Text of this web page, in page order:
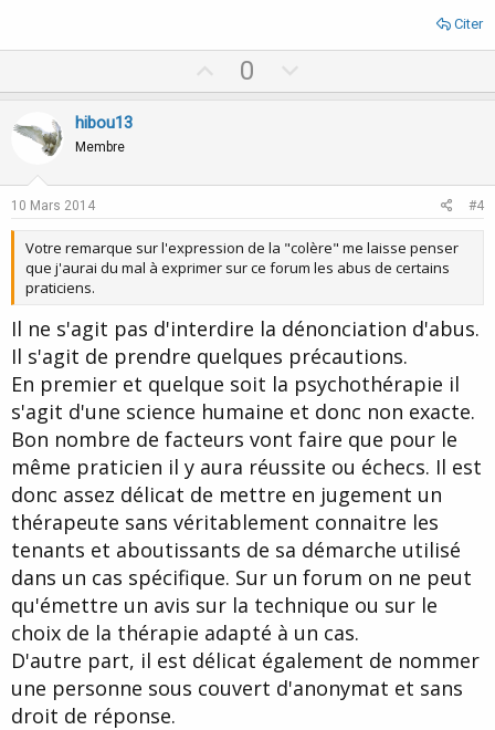
Citer
p
0
o
e
hibou13
Membre
10 Mars 2014 #4
Votre remarque sur l'expression de la "colère" me laisse penser
que j'aurai du mal à exprimer sur ce forum les abus de certains
praticiens.
Il ne s'agit pas d'interdire la dénonciation d'abus.
Il s'agit de prendre quelques précautions.
En premier et quelque soit la psychothérapie il
s'agit d'une science humaine et donc non exacte.
Bon nombre de facteurs vont faire que pour le
même praticien il y aura réussite ou échecs. Il est
donc assez délicat de mettre en jugement un
thérapeute sans véritablement connaitre les
tenants et aboutissants de sa démarche utilisé
dans un cas spécifique. Sur un forum on ne peut
qu'émettre un avis sur la technique ou sur le
choix de la thérapie adapté à un cas.
D'autre part, il est délicat également de nommer
une personne sous couvert d'anonymat et sans
droit de réponse.